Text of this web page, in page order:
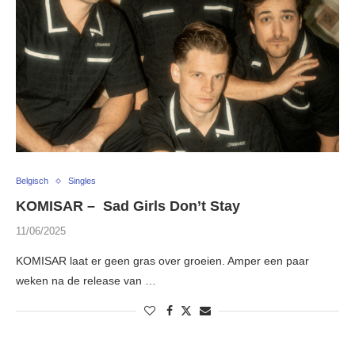
Belgisch Singles
KOMISAR – Sad Girls Don’t Stay
11/06/2025
KOMISAR laat er geen gras over groeien. Amper een paar
weken na de release van …